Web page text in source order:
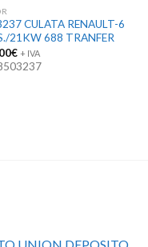
CULATA RENAULT-6
21KW 688 TRANFER
€ + IVA